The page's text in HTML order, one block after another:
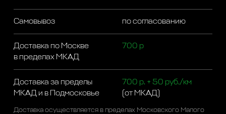
Самовывоз по согласованию
Доставка по Москве
в пределах МКАД
700 р
Доставка за пределы
МКАД и в Подмосковье
700 р. + 50 руб./км
(от МКАД)
Доставка осуществляется в пределах Московского Малого